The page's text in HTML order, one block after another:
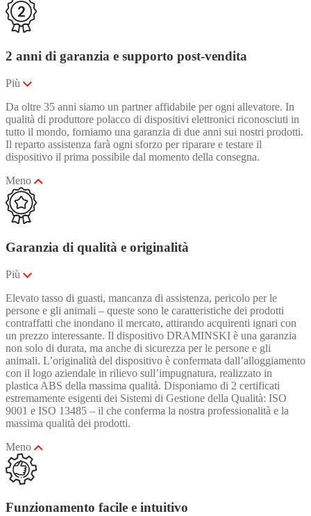
2 anni di garanzia e supporto post-vendita
Più
Da oltre 35 anni siamo un partner affidabile per ogni allevatore. In
qualità di produttore polacco di dispositivi elettronici riconosciuti in
tutto il mondo, forniamo una garanzia di due anni sui nostri prodotti.
Il reparto assistenza farà ogni sforzo per riparare e testare il
dispositivo il prima possibile dal momento della consegna.
Meno
Garanzia di qualità e originalità
Più
Elevato tasso di guasti, mancanza di assistenza, pericolo per le
persone e gli animali – queste sono le caratteristiche dei prodotti
contraffatti che inondano il mercato, attirando acquirenti ignari con
un prezzo interessante. Il dispositivo DRAMINSKI è una garanzia
non solo di durata, ma anche di sicurezza per le persone e gli
animali. L’originalità del dispositivo è confermata dall’alloggiamento
con il logo aziendale in rilievo sull’impugnatura, realizzato in
plastica ABS della massima qualità. Disponiamo di 2 certificati
estremamente esigenti dei Sistemi di Gestione della Qualità: ISO
9001 e ISO 13485 – il che conferma la nostra professionalità e la
massima qualità dei prodotti.
Meno
Funzionamento facile e intuitivo